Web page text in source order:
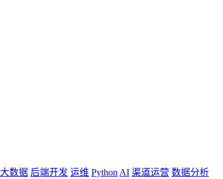
大数据 后端开发 运维 Python AI 渠道运营 数据分析